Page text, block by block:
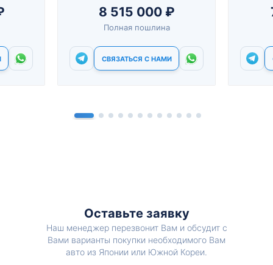
8 515 000 ₽
Полная пошлина
СВЯЗАТЬСЯ С НАМИ
Оставьте заявку
Наш менеджер перезвонит Вам и обсудит с
Вами варианты покупки необходимого Вам
авто из Японии или Южной Кореи.